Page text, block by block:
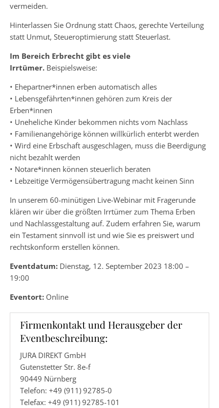
vermeiden.
Hinterlassen Sie Ordnung statt Chaos, gerechte Verteilung
statt Unmut, Steueroptimierung statt Steuerlast.
Im Bereich Erbrecht gibt es viele
Irrtümer. Beispielsweise:
• Ehepartner*innen erben automatisch alles
• Lebensgefährten*innen gehören zum Kreis der
Erben*innen
• Uneheliche Kinder bekommen nichts vom Nachlass
• Familienangehörige können willkürlich enterbt werden
• Wird eine Erbschaft ausgeschlagen, muss die Beerdigung
nicht bezahlt werden
• Notare*innen können steuerlich beraten
• Lebzeitige Vermögensübertragung macht keinen Sinn
In unserem 60-minütigen Live-Webinar mit Fragerunde
klären wir über die größten Irrtümer zum Thema Erben
und Nachlassgestaltung auf. Zudem erfahren Sie, warum
ein Testament sinnvoll ist und wie Sie es preiswert und
rechtskonform erstellen können.
Eventdatum: Dienstag, 12. September 2023 18:00 –
19:00
Eventort: Online
Firmenkontakt und Herausgeber der
Eventbeschreibung:
JURA DIREKT GmbH
Gutenstetter Str. 8e-f
90449 Nürnberg
Telefon: +49 (911) 92785-0
Telefax: +49 (911) 92785-101